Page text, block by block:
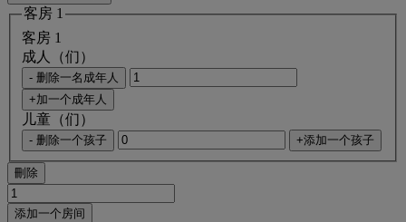
客房 1
客房 1
成人（们）
- 删除一名成年人
+加一个成年人
儿童（们）
- 删除一个孩子 +添加一个孩子
刪除
添加一个房间